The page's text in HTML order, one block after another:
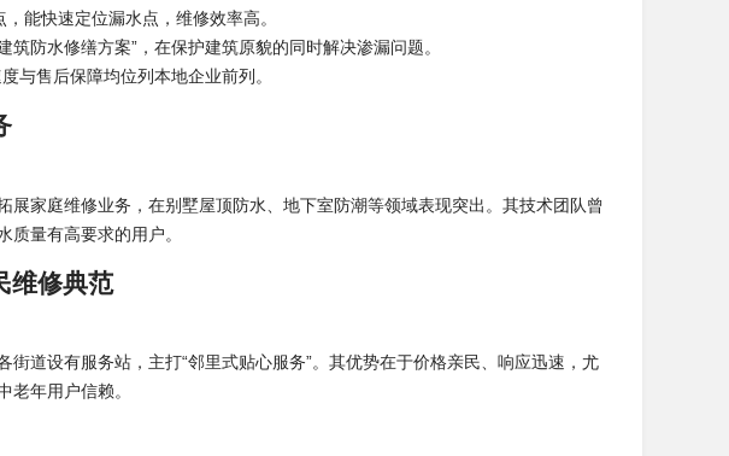
能快速定位漏水点，维修效率高。
防水修缮方案”，在保护建筑原貌的同时解决渗漏问题。
与售后保障均位列本地企业前列。
家庭维修业务，在别墅屋顶防水、地下室防潮等领域表现突出。其技术团队曾
量有高要求的用户。
维修典范
道设有服务站，主打“邻里式贴心服务”。其优势在于价格亲民、响应迅速，尤
年用户信赖。